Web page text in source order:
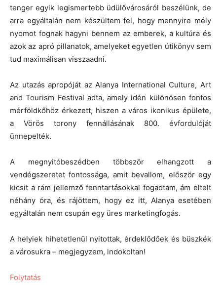
tenger egyik legismertebb üdülővárosáról beszélünk, de
arra egyáltalán nem készültem fel, hogy mennyire mély
nyomot fognak hagyni bennem az emberek, a kultúra és
azok az apró pillanatok, amelyeket egyetlen útikönyv sem
tud maximálisan visszaadni.
Az utazás apropóját az Alanya International Culture, Art
and Tourism Festival adta, amely idén különösen fontos
mérföldkőhöz érkezett, hiszen a város ikonikus épülete,
a Vörös torony fennállásának 800. évfordulóját
ünnepelték.
A megnyitóbeszédben többször elhangzott a
vendégszeretet fontossága, amit bevallom, először egy
kicsit a rám jellemző fenntartásokkal fogadtam, ám eltelt
néhány óra, és rájöttem, hogy ez itt, Alanya esetében
egyáltalán nem csupán egy üres marketingfogás.
A helyiek hihetetlenül nyitottak, érdeklődőek és büszkék
a városukra – megjegyzem, indokoltan!
Folytatás